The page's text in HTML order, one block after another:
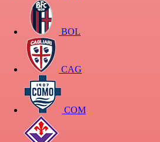
BOL
CAG
COM